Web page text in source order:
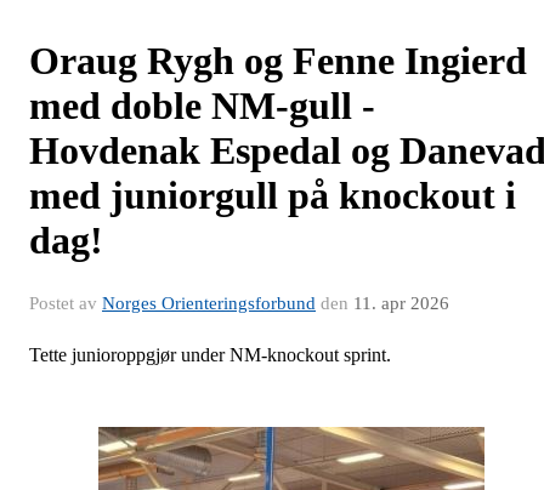
Oraug Rygh og Fenne Ingierd
med doble NM-gull -
Hovdenak Espedal og
med juniorgull på knockout i
dag!
Postet av Norges Orienteringsforbund den 11. apr 2026
Tette junioroppgjør under NM-knockout sprint.